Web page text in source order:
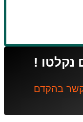
נקלטו !
קשר בהקדם